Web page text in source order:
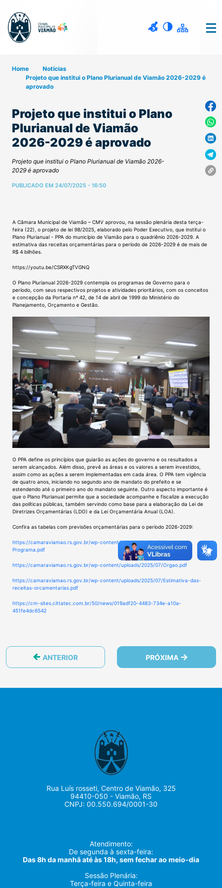
Home
Notícias
Projeto que institui o Plano Plurianual de Viamão 2026-2029 é
aprovado
Projeto que institui o Plano
Plurianual de Viamão
2026-2029 é aprovado
Projeto que institui o Plano Plurianual de Viamão 2026-
2029 é aprovado
PUBLICADO EM 24/07/2025 - 16:50
A Câmara Municipal de Viamão – CMV aprovou, na sessão plenária desta terça-
feira (22), o projeto de lei 98/2025, elaborado pelo Poder Executivo, que institui o
Plano Plurianual - PPA do município de Viamão para o quadriênio 2026-2029. A
estimativa das receitas orçamentárias para o período de 2026-2029 é de mais de
R$ 4 bilhões.
https://youtu.be/CSRXKgTVGNQ
O Plano Plurianual 2026-2029 contempla os programas de Governo para o
período, com seus respectivos projetos e atividades prioritários, com os conceitos
e concepção da Portaria nº 42, de 14 de abril de 1999 do Ministério do
Planejamento, Orçamento e Gestão.
O PPA define os princípios que guiarão as ações do governo e os resultados a
serem alcançados. Além disso, prevê as áreas e os valores a serem investidos,
assim como as ações a serem implementadas em cada área. O PPA tem vigência
de quatro anos, iniciando no segundo ano de mandato do prefeito e se
estendendo até o primeiro ano do mandato seguinte. Outro aspecto importante é
que o Plano Plurianual permite que a sociedade acompanhe e fiscalize a execução
das políticas públicas, também servindo como base para a elaboração da Lei de
Diretrizes Orçamentárias (LDO) e da Lei Orçamentária Anual (LOA).
Confira as tabelas com previsões orçamentárias para o período 2026-2029:
https://camaraviamao.rs.gov.br/wp-content/uploads/2025/07/Orgao-
Programa.pdf
https://camaraviamao.rs.gov.br/wp-content/uploads/2025/07/Orgao.pdf
https://camaraviamao.rs.gov.br/wp-content/uploads/2025/07/Estimativa-das-
receitas-orcamentarias.pdf
https://cm-sites.cittatec.com.br/50/news/019adf20-4483-734e-a10a-
451fe4dc6542
ANTERIOR PRÓXIMA
Rua Luís rosseti, Centro de Viamão, 325
94410-050 - Viamão, RS
CNPJ: 00.550.694/0001-30
Atendimento:
De segunda à sexta-feira:
Das 8h da manhã até às 18h, sem fechar ao meio-dia
Sessão Plenária:
Terça-feira e Quinta-feira